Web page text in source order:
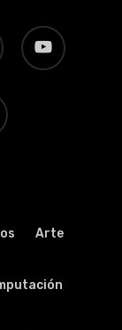
youtube
Arte